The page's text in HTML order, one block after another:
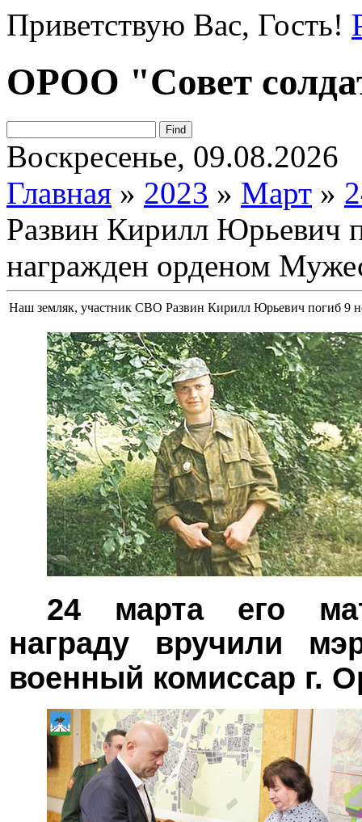
Приветствую Вас, Гость!
ОРОО "Совет
Воскресенье, 09.08.2026
Главная » 2023 » Март »
Развин Кирилл Юрьевич
награжден орденом
Наш земляк, участник СВО Развин Кирилл Юрьевич погиб 9
24 марта его
награду вручили
военный комиссар г.